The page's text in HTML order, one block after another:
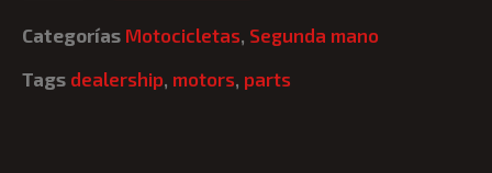
Categorías Motocicletas, Segunda mano
Tags dealership, motors, parts